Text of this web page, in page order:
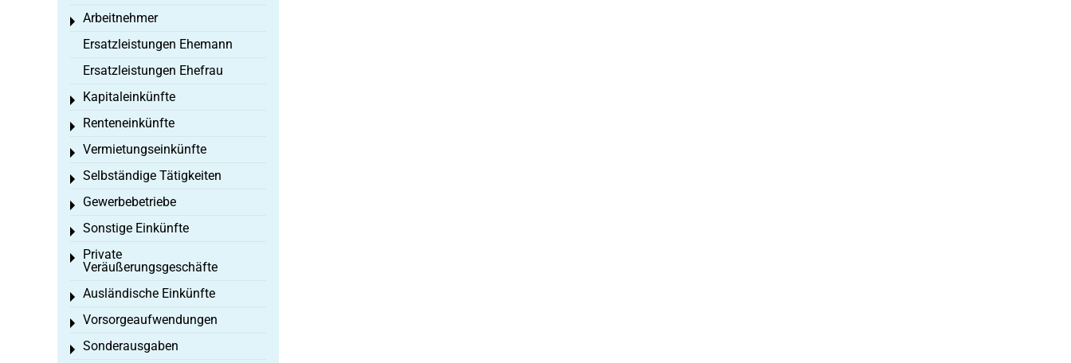
Arbeitnehmer
Toggle menu
Ersatzleistungen Ehemann
Ersatzleistungen Ehefrau
Kapitaleinkünfte
Toggle menu
Renteneinkünfte
Toggle menu
Vermietungseinkünfte
Toggle menu
Selbständige Tätigkeiten
Toggle menu
Gewerbebetriebe
Toggle menu
Sonstige Einkünfte
Toggle menu
Private
Veräußerungsgeschäfte
Toggle menu
Ausländische Einkünfte
Toggle menu
Vorsorgeaufwendungen
Toggle menu
Sonderausgaben
Toggle menu